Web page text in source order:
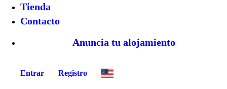
Tienda
Contacto
Anuncia tu alojamiento
Entrar Registro